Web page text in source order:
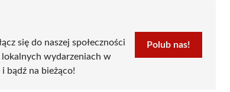
się do naszej społeczności
lokalnych wydarzeniach w
bądź na bieżąco!
Polub nas!